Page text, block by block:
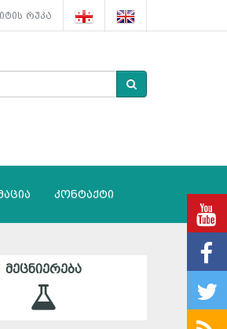
რუკა
კონტაქტი
ᲛᲔᲪᲜᲘᲔᲠᲔᲑᲐ